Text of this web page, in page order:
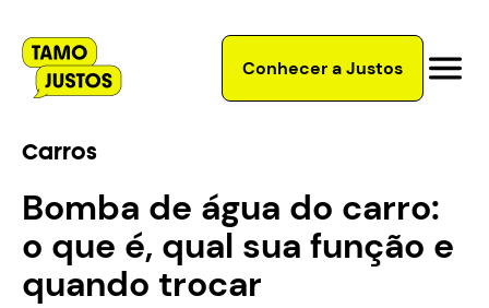
Conhecer a Justos
Carros
Bomba de água do carro:
o que é, qual sua função e
quando trocar